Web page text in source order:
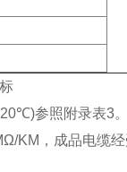
参照附录表3。
KM，成品电缆